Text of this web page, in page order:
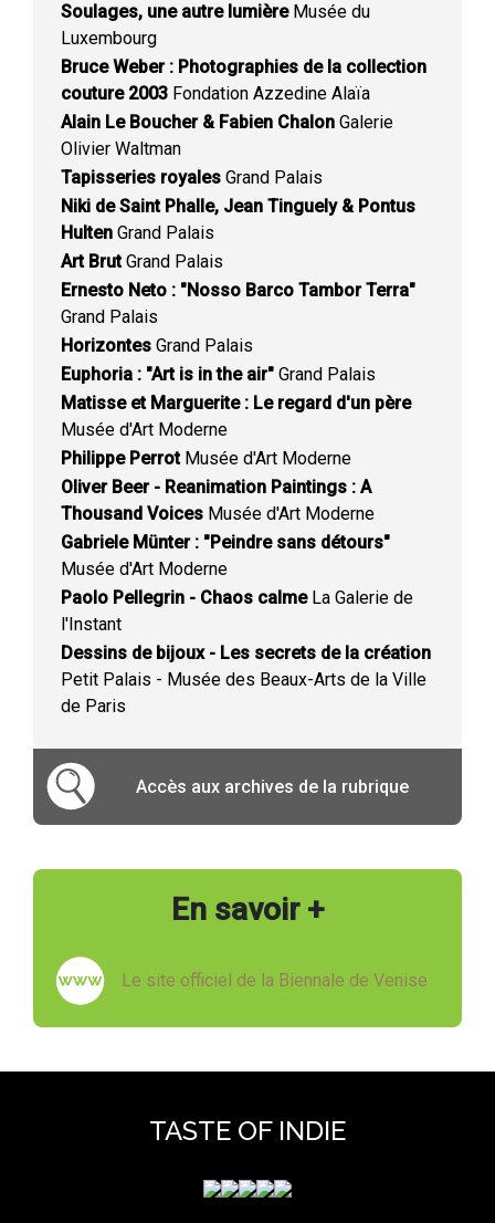
Soulages, une autre lumièreMusée du
Luxembourg
Bruce Weber : Photographies de la collection
couture 2003 Fondation Azzedine Alaïa
Alain Le Boucher & Fabien Chalon Galerie
Olivier Waltman
Tapisseries royales Grand Palais
Niki de Saint Phalle, Jean Tinguely & Pontus
Hulten Grand Palais
Art BrutGrand Palais
Ernesto Neto : "Nosso Barco Tambor Terra"
Grand Palais
Horizontes Grand Palais
Euphoria : "Art is in the air" Grand Palais
Matisse et Marguerite : Le regard d'un père
Musée d'Art Moderne
Philippe PerrotMusée d'Art Moderne
Oliver Beer - Reanimation Paintings : A
Thousand Voices Musée d'Art Moderne
Gabriele Münter : "Peindre sans détours"
Musée d'Art Moderne
Paolo Pellegrin - Chaos calmeLa Galerie de
l'Instant
Dessins de bijoux - Les secrets de la création
Petit Palais - Musée des Beaux-Arts de la Ville
de Paris
Accès aux archives de la rubrique
En savoir +
Le site officiel de la Biennale de Venise
TASTE OF INDIE